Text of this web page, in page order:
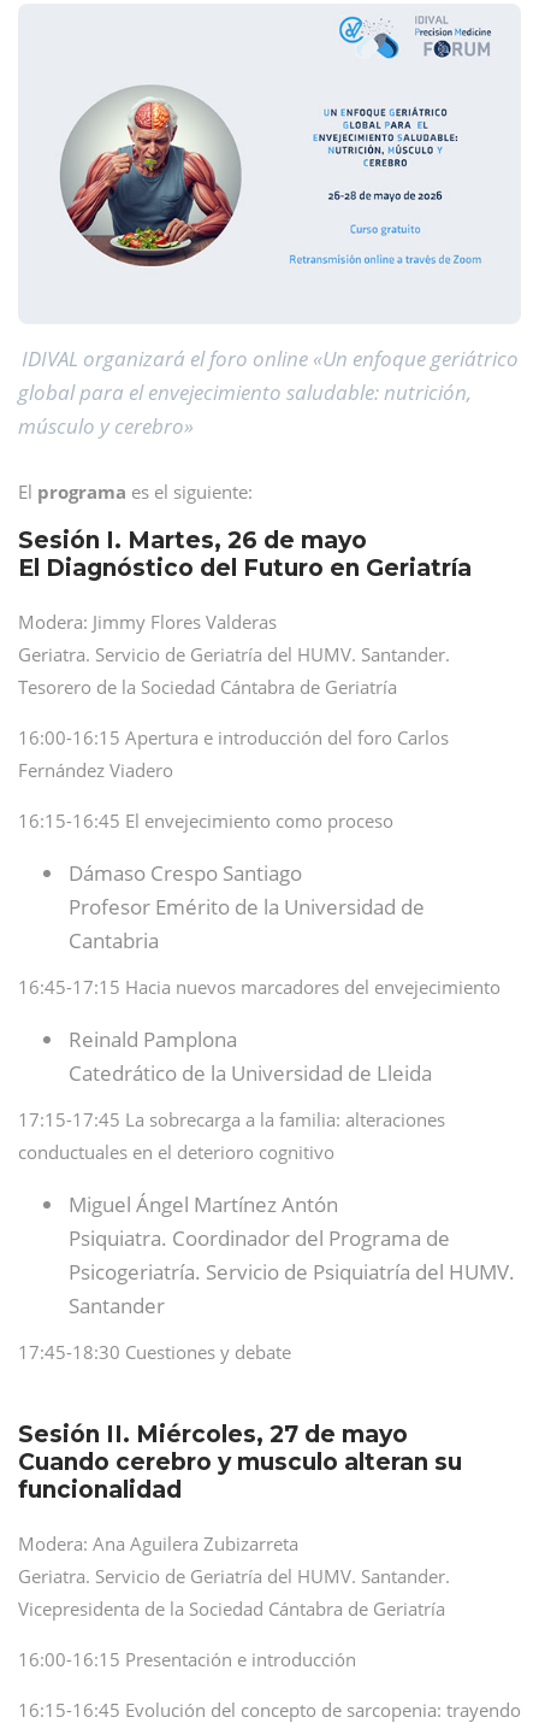
IDIVAL organizará el foro online «Un enfoque geriátrico
global para el envejecimiento saludable: nutrición,
músculo y cerebro»
El programa es el siguiente:
Sesión I. Martes, 26 de mayo
El Diagnóstico del Futuro en Geriatría
Modera: Jimmy Flores Valderas
Geriatra. Servicio de Geriatría del HUMV. Santander.
Tesorero de la Sociedad Cántabra de Geriatría
16:00-16:15 Apertura e introducción del foro Carlos
Fernández Viadero
16:15-16:45 El envejecimiento como proceso
Dámaso Crespo Santiago
Profesor Emérito de la Universidad de
Cantabria
16:45-17:15 Hacia nuevos marcadores del envejecimiento
Reinald Pamplona
Catedrático de la Universidad de Lleida
17:15-17:45 La sobrecarga a la familia: alteraciones
conductuales en el deterioro cognitivo
Miguel Ángel Martínez Antón
Psiquiatra. Coordinador del Programa de
Psicogeriatría. Servicio de Psiquiatría del HUMV.
Santander
17:45-18:30 Cuestiones y debate
Sesión II. Miércoles, 27 de mayo
Cuando cerebro y musculo alteran su
funcionalidad
Modera: Ana Aguilera Zubizarreta
Geriatra. Servicio de Geriatría del HUMV. Santander.
Vicepresidenta de la Sociedad Cántabra de Geriatría
16:00-16:15 Presentación e introducción
16:15-16:45 Evolución del concepto de sarcopenia: trayendo